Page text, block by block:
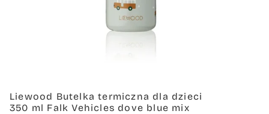
Liewood Butelka termiczna dla dzieci
350 ml Falk Vehicles dove blue mix